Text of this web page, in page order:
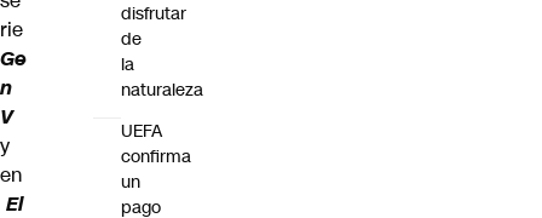
rie
Ge
n
V
y
en
El
disfrutar
de
la
naturaleza
UEFA
confirma
un
pago